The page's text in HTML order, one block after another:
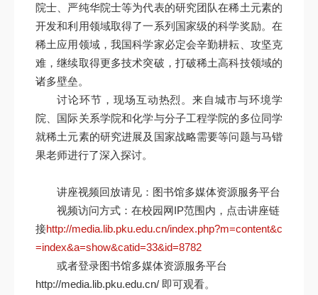
院士、严纯华院士等为代表的研究团队在稀土元素的
开发和利用领域取得了一系列国家级的科学奖励。在
稀土应用领域，我国科学家必定会辛勤耕耘、攻坚克
难，继续取得更多技术突破，打破稀土高科技领域的
诸多壁垒。
讨论环节，现场互动热烈。来自城市与环境学
院、国际关系学院和化学与分子工程学院的多位同学
就稀土元素的研究进展及国家战略需要等问题与马锴
果老师进行了深入探讨。
讲座视频回放请见：图书馆多媒体资源服务平台
视频访问方式：在校园网IP范围内，点击讲座链
接http://media.lib.pku.edu.cn/index.php?m=content&c
=index&a=show&catid=33&id=8782
或者登录图书馆多媒体资源服务平台
http://media.lib.pku.edu.cn/ 即可观看。